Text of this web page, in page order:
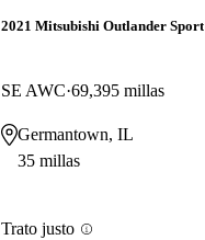
2021 Mitsubishi Outlander Sport
SE AWC 69,395 millas
Germantown, IL
35 millas
Trato justo